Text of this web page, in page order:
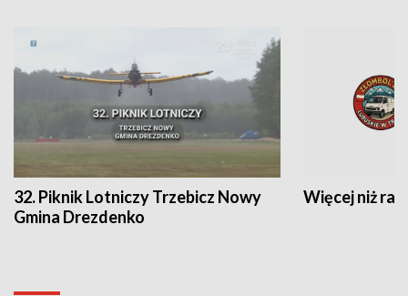
32. Piknik Lotniczy Trzebicz Nowy
Gmina Drezdenko
Więcej niż rajd